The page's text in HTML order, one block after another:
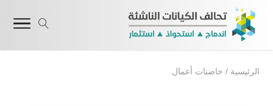
الرئيسية / حاضنات أعمال